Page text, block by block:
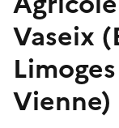
Vaseix
Vienne)